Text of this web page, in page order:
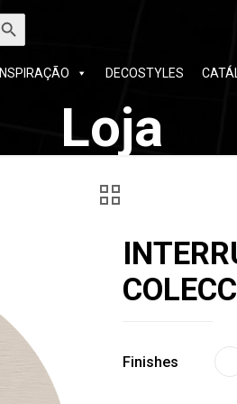
Search Button
INSPIRAÇÃO DECOSTYLES
Loja
Finishes